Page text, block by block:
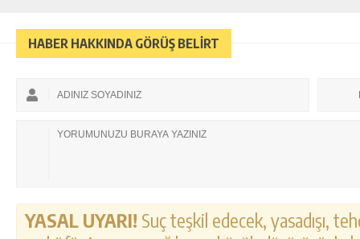
HABER HAKKINDA GÖRÜŞ BELİRT
YASAL UYARI! Suç teşkil edecek, yasadışı,